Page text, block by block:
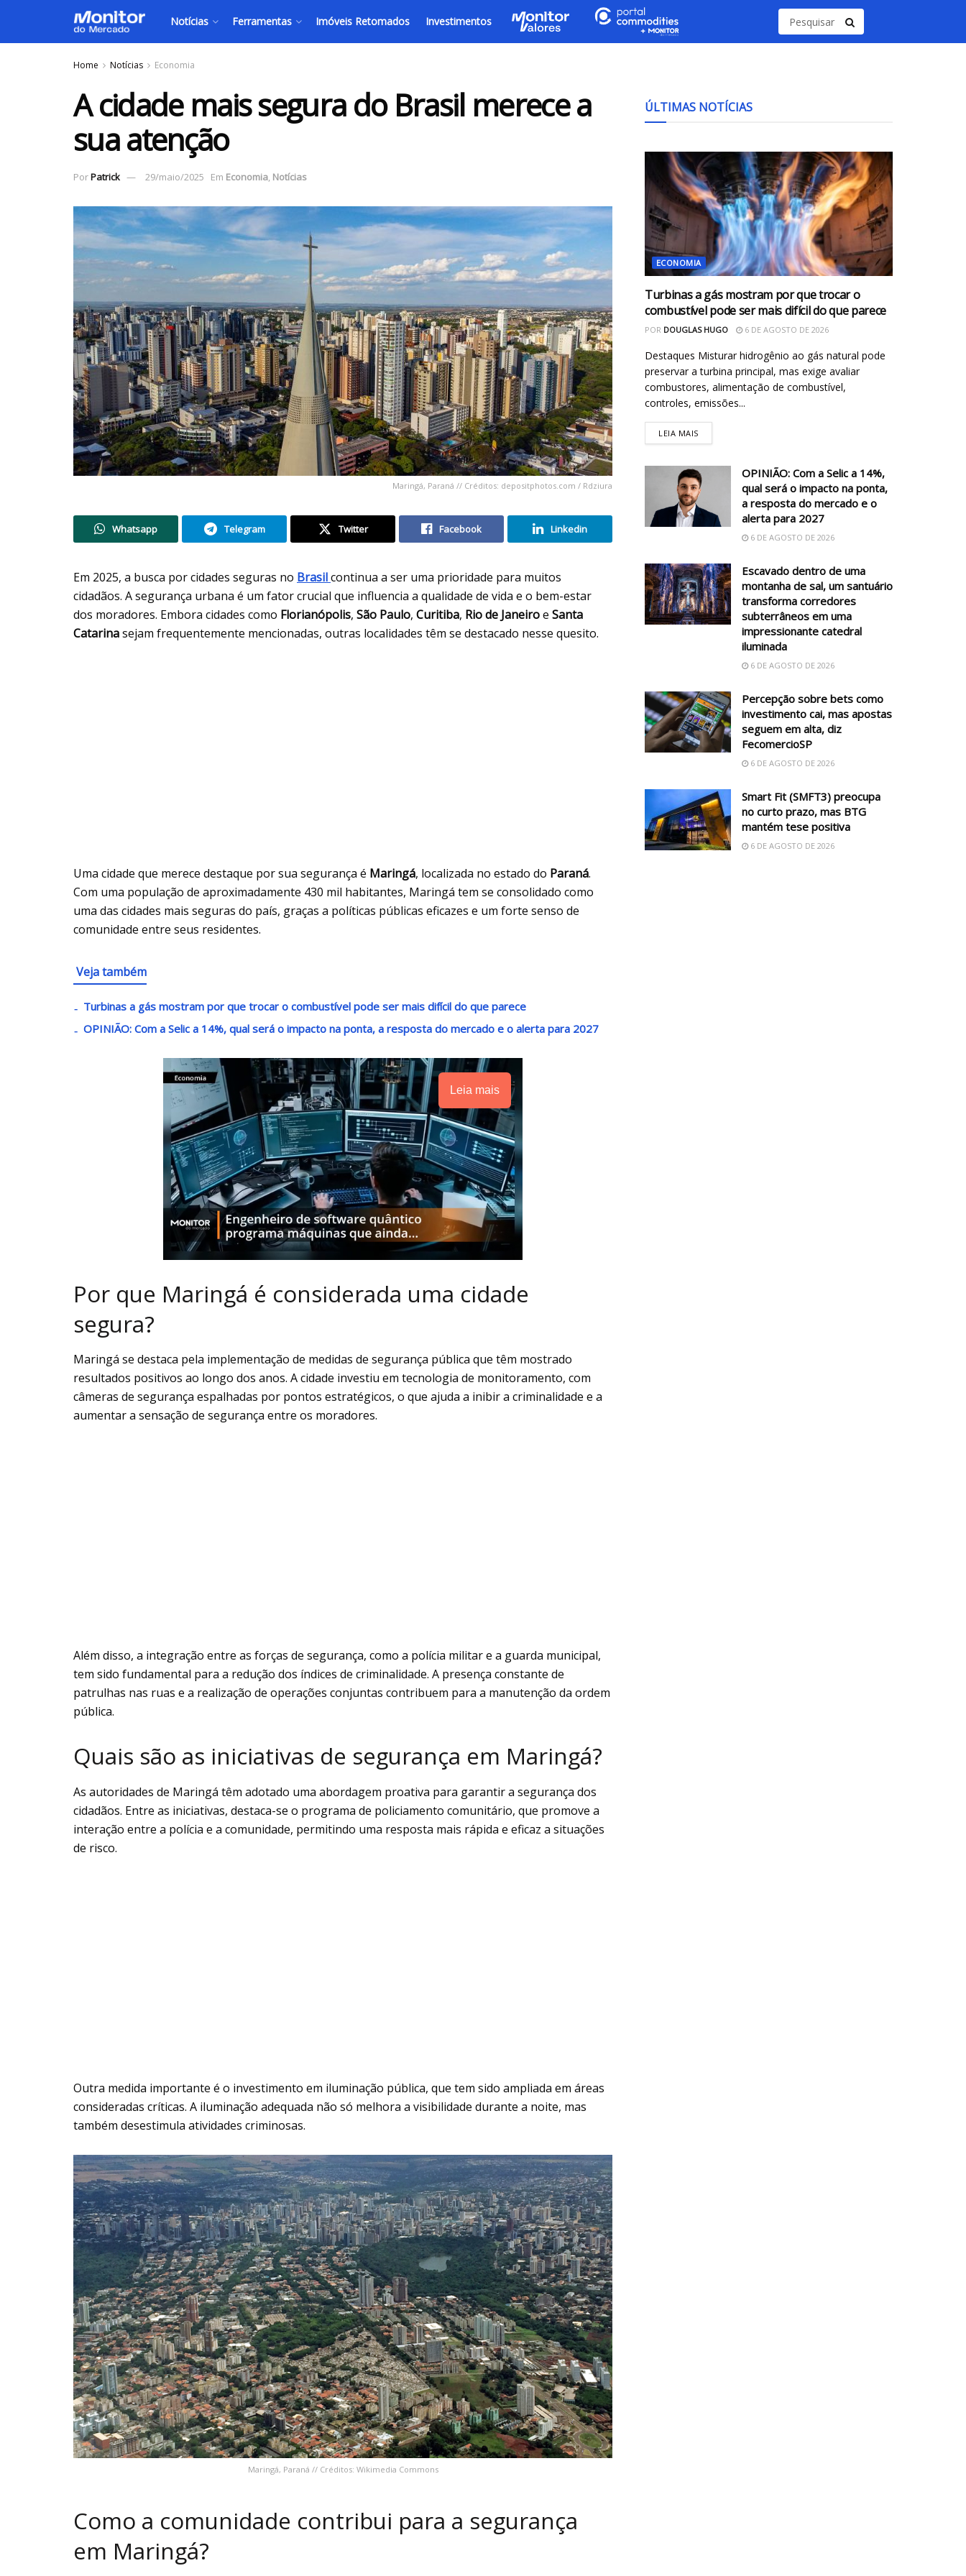
Notícias Ferramentas Imóveis Retomados Investimentos
Home Notícias Economia
A cidade mais segura do Brasil merece a
sua atenção
PorPatrick 29/maio/2025 Em Economia, Notícias
Maringá, Paraná // Créditos: depositphotos.com / Rdziura
Whatsapp Telegram Twitter Facebook Linkedin
Em 2025, a busca por cidades seguras no Brasilcontinua a ser uma prioridade para muitos
cidadãos. A segurança urbana é um fator crucial que influencia a qualidade de vida e o bem-estar
dos moradores. Embora cidades como Florianópolis, São Paulo, Curitiba, Rio de Janeiroe Santa
Catarinasejam frequentemente mencionadas, outras localidades têm se destacado nesse quesito.
Uma cidade que merece destaque por sua segurança é Maringá, localizada no estado do Paraná.
Com uma população de aproximadamente 430 mil habitantes, Maringá tem se consolidado como
uma das cidades mais seguras do país, graças a políticas públicas eficazes e um forte senso de
comunidade entre seus residentes.
Veja também
Turbinas a gás mostram por que trocar o combustível pode ser mais difícil do que parece
OPINIÃO: Com a Selic a 14%, qual será o impacto na ponta, a resposta do mercado e o alerta para 2027
Leia mais
Por que Maringá é considerada uma cidade
segura?
Maringá se destaca pela implementação de medidas de segurança pública que têm mostrado
resultados positivos ao longo dos anos. A cidade investiu em tecnologia de monitoramento, com
câmeras de segurança espalhadas por pontos estratégicos, o que ajuda a inibir a criminalidade e a
aumentar a sensação de segurança entre os moradores.
Além disso, a integração entre as forças de segurança, como a polícia militar e a guarda municipal,
tem sido fundamental para a redução dos índices de criminalidade. A presença constante de
patrulhas nas ruas e a realização de operações conjuntas contribuem para a manutenção da ordem
pública.
Quais são as iniciativas de segurança em Maringá?
As autoridades de Maringá têm adotado uma abordagem proativa para garantir a segurança dos
cidadãos. Entre as iniciativas, destaca-se o programa de policiamento comunitário, que promove a
interação entre a polícia e a comunidade, permitindo uma resposta mais rápida e eficaz a situações
de risco.
Outra medida importante é o investimento em iluminação pública, que tem sido ampliada em áreas
consideradas críticas. A iluminação adequada não só melhora a visibilidade durante a noite, mas
também desestimula atividades criminosas.
Maringá, Paraná // Créditos: Wikimedia Commons
Como a comunidade contribui para a segurança
em Maringá?
ÚLTIMAS NOTÍCIAS
ECONOMIA
Turbinas a gás mostram por que trocar o
combustível pode ser mais difícil do que parece
POR DOUGLAS HUGO 6 DE AGOSTO DE 2026
Destaques Misturar hidrogênio ao gás natural pode
preservar a turbina principal, mas exige avaliar
combustores, alimentação de combustível,
controles, emissões...
LEIA MAIS
OPINIÃO: Com a Selic a 14%,
qual será o impacto na ponta,
a resposta do mercado e o
alerta para 2027
6 DE AGOSTO DE 2026
Escavado dentro de uma
montanha de sal, um santuário
transforma corredores
subterrâneos em uma
impressionante catedral
iluminada
6 DE AGOSTO DE 2026
Percepção sobre bets como
investimento cai, mas apostas
seguem em alta, diz
FecomercioSP
6 DE AGOSTO DE 2026
Smart Fit (SMFT3) preocupa
no curto prazo, mas BTG
mantém tese positiva
6 DE AGOSTO DE 2026